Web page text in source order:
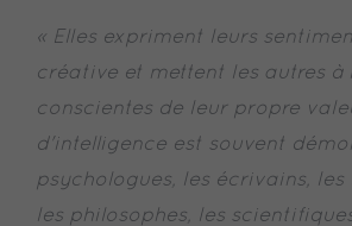
« Elles expriment leurs
créative et mettent les autres à
conscientes de leur propre
d'intelligence est souvent
psychologues, les écrivains, les
les philosophes, les